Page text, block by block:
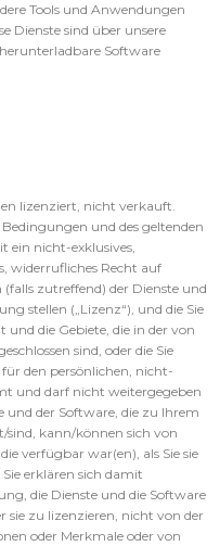
Tools und Anwendungen
Dienste sind über unsere
Software
lizenziert, nicht verkauft.
und des geltenden
ein nicht-exklusives,
widerrufliches Recht auf
zutreffend) der Dienste und
stellen („Lizenz“), und die Sie
die Gebiete, die in der von
sind, oder die Sie
den persönlichen, nicht-
und darf nicht weitergegeben
und der Software, die zu Ihrem
kann/können sich von
verfügbar war(en), als Sie sie
erklären sich damit
die Dienste und die Software
sie zu lizenzieren, nicht von der
oder Merkmale oder von